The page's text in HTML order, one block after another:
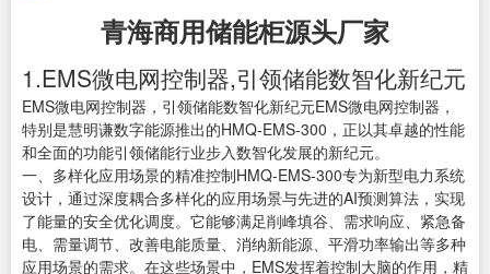
青海商用储能柜源头厂家
1.EMS微电网控制器,引领储能数智化新纪元
EMS微电网控制器，引领储能数智化新纪元EMS微电网控制器，
特别是慧明谦数字能源推出的HMQ-EMS-300，正以其卓越的性能
和全面的功能引领储能行业步入数智化发展的新纪元。
一、多样化应用场景的精准控制HMQ-EMS-300专为新型电力系统
设计，通过深度耦合多样化的应用场景与先进的AI预测算法，实现
了能量的安全优化调度。它能够满足削峰填谷、需求响应、紧急备
电、需量调节、改善电能质量、消纳新能源、平滑功率输出等多种
应用场景的需求。在这些场景中，EMS发挥着控制大脑的作用，精